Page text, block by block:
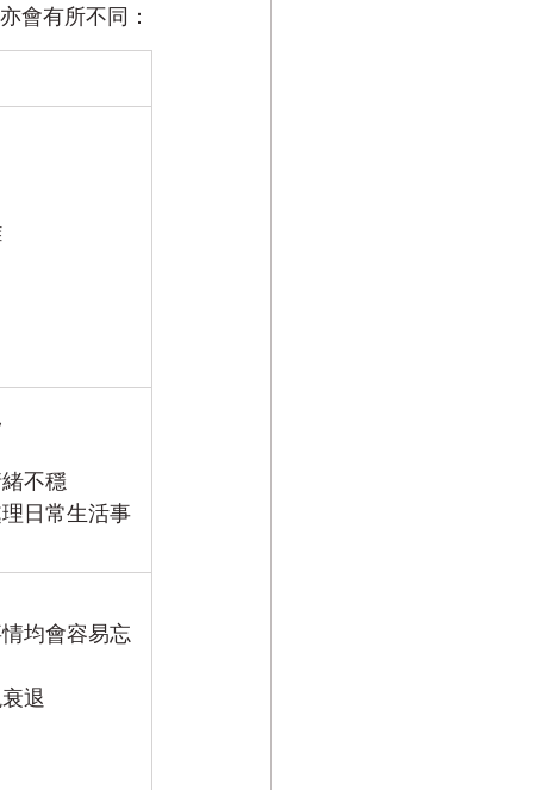
會有所不同：
不穩
日常生活事
均會容易忘
退